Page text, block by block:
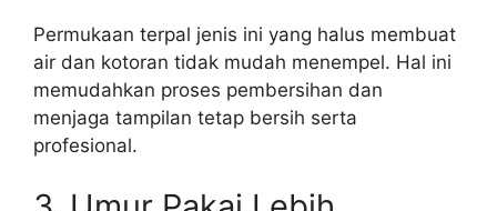
Permukaan terpal jenis ini yang halus membuat
air dan kotoran tidak mudah menempel. Hal ini
memudahkan proses pembersihan dan
menjaga tampilan tetap bersih serta
profesional.